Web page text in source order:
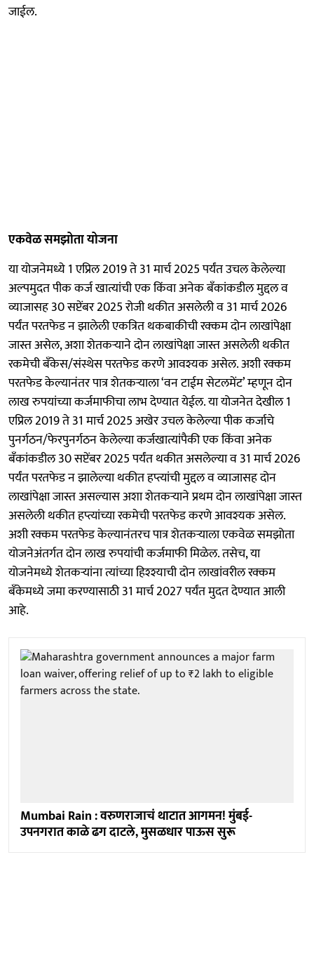
जाईल.
एकवेळ समझोता योजना
या योजनेमध्ये 1 एप्रिल 2019 ते 31 मार्च 2025 पर्यंत उचल केलेल्या
अल्पमुदत पीक कर्ज खात्यांची एक किंवा अनेक बँकांकडील मुद्दल व
व्याजासह 30 सप्टेंबर 2025 रोजी थकीत असलेली व 31 मार्च 2026
पर्यंत परतफेड न झालेली एकत्रित थकबाकीची रक्कम दोन लाखांपेक्षा
जास्त असेल, अशा शेतकर्‍याने दोन लाखांपेक्षा जास्त असलेली थकीत
रकमेची बँकेस/संस्थेस परतफेड करणे आवश्यक असेल. अशी रक्कम
परतफेड केल्यानंतर पात्र शेतकर्‍याला ‘वन टाईम सेटलमेंट’ म्हणून दोन
लाख रुपयांच्या कर्जमाफीचा लाभ देण्यात येईल. या योजनेत देखील 1
एप्रिल 2019 ते 31 मार्च 2025 अखेर उचल केलेल्या पीक कर्जाचे
पुनर्गठन/फेरपुनर्गठन केलेल्या कर्जखात्यांपैकी एक किंवा अनेक
बँकांकडील 30 सप्टेंबर 2025 पर्यंत थकीत असलेल्या व 31 मार्च 2026
पर्यंत परतफेड न झालेल्या थकीत हप्त्यांची मुद्दल व व्याजासह दोन
लाखांपेक्षा जास्त असल्यास अशा शेतकर्‍याने प्रथम दोन लाखांपेक्षा जास्त
असलेली थकीत हप्त्यांच्या रकमेची परतफेड करणे आवश्यक असेल.
अशी रक्कम परतफेड केल्यानंतरच पात्र शेतकर्‍याला एकवेळ समझोता
योजनेअंतर्गत दोन लाख रुपयांची कर्जमाफी मिळेल. तसेच, या
योजनेमध्ये शेतकर्‍यांना त्यांच्या हिश्श्याची दोन लाखांवरील रक्कम
बँकेमध्ये जमा करण्यासाठी 31 मार्च 2027 पर्यंत मुदत देण्यात आली
आहे.
Mumbai Rain : वरुणराजाचं थाटात आगमन! मुंबई-
उपनगरात काळे ढग दाटले, मुसळधार पाऊस सुरू